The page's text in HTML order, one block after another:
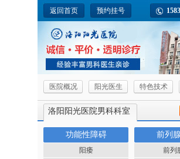
返回首页 预约挂号
医院概况 阳光医生 特色技术
洛阳阳光医院男科科室
功能性障碍
阳痿
前列
前列